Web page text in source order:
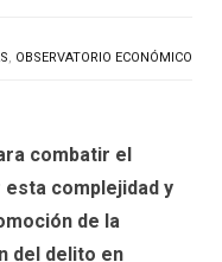
, OBSERVATORIO ECONÓMICO
combatir el
complejidad y
de la
del delito en